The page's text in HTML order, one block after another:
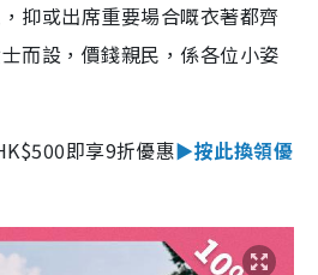
抑或出席重要場合嘅衣著都齊
而設，價錢親民，係各位小姿
即享9折優惠►按此換領優